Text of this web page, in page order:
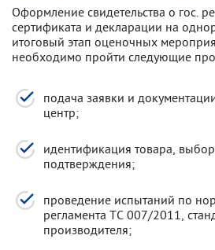
Оформление свидетельства о гос.
сертификата и декларации на
итоговый этап оценочных
необходимо пройти следующие
подача заявки и
центр;
идентификация товара,
подтверждения;
проведение испытаний по
регламента ТС 007/2011,
производителя;